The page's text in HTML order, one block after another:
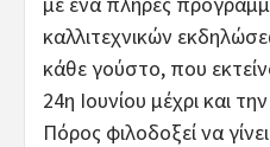
καλλιτεχνικών
κάθε γούστο, που
24η Ιουνίου μέχρι και
Πόρος φιλοδοξεί να